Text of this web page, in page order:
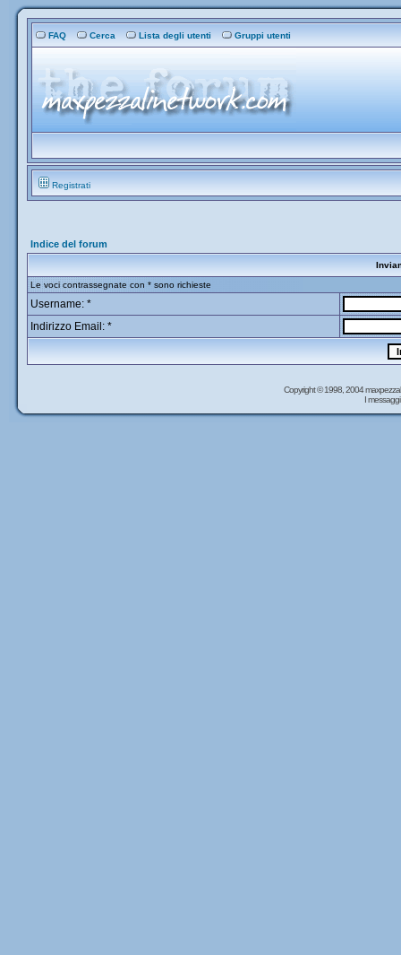
FAQ Cerca Lista degli utenti Gruppi utenti
Registrati
Indice del forum
Le voci contrassegnate con * sono richieste
Username: *
Indirizzo Email: *
Copyright © 1998, 2004
I